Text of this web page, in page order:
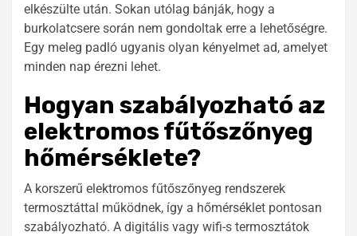
elkészülte után. Sokan utólag bánják, hogy a
burkolatcsere során nem gondoltak erre a lehetőségre.
Egy meleg padló ugyanis olyan kényelmet ad, amelyet
minden nap érezni lehet.
Hogyan szabályozható az
elektromos fűtőszőnyeg
hőmérséklete?
A korszerű elektromos fűtőszőnyeg rendszerek
termosztáttal működnek, így a hőmérséklet pontosan
szabályozható. A digitális vagy wifi-s termosztátok